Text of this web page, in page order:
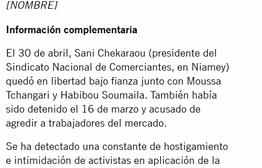
[NOMBRE]
Información complementaria
El 30 de abril, Sani Chekaraou (presidente del
Sindicato Nacional de Comerciantes, en Niamey)
quedó en libertad bajo fianza junto con Moussa
Tchangari y Habibou Soumaila. También había
sido detenido el 16 de marzo y acusado de
agredir a trabajadores del mercado.
Se ha detectado una constante de hostigamiento
e intimidación de activistas en aplicación de la